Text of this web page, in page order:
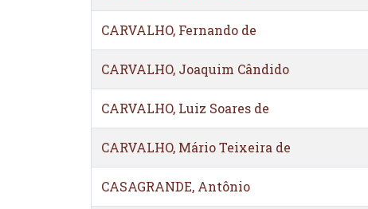
CARVALHO, Fernando de
CARVALHO, Joaquim Cândido
CARVALHO, Luiz Soares de
CARVALHO, Mário Teixeira de
CASAGRANDE, Antônio